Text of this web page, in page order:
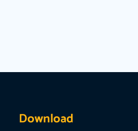
Download